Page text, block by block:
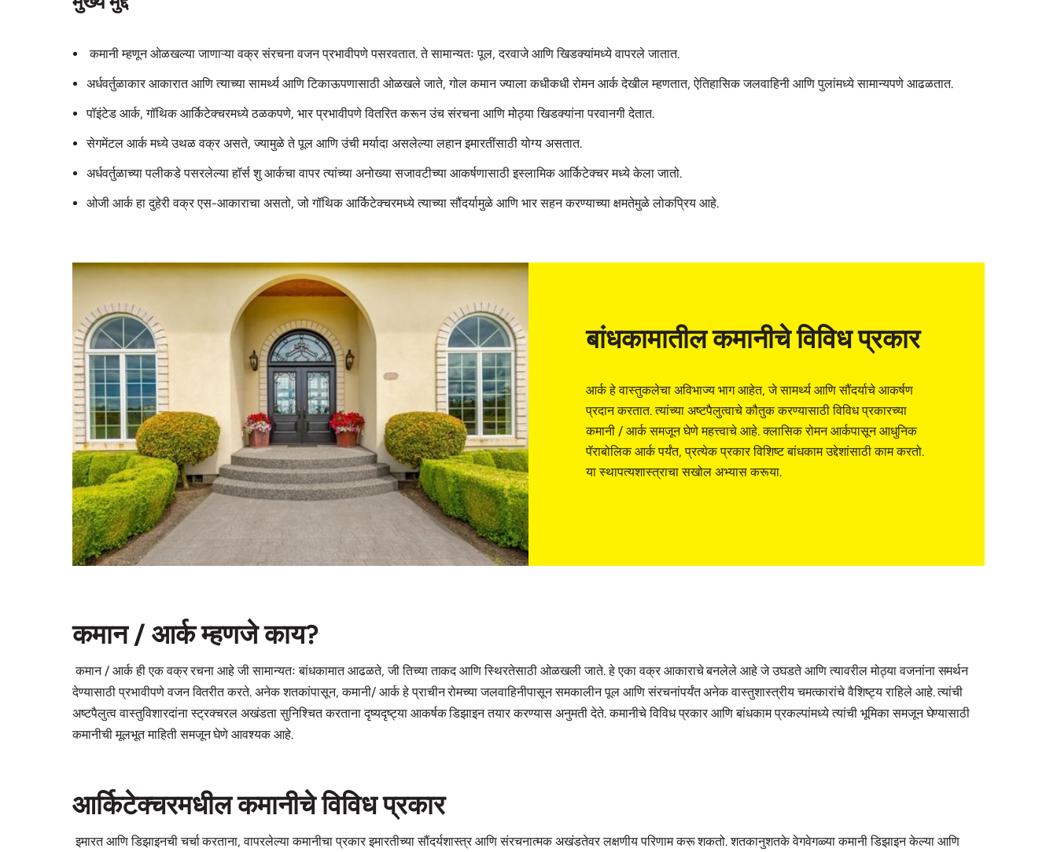
कमानी म्हणून ओळखल्या जाणाऱ्या वक्र संरचना वजन प्रभावीपणे पसरवतात. ते सामान्यतः पूल, दरवाजे आणि खिडक्यांमध्ये वापरले जातात.
अर्धवर्तुळाकार आकारात आणि त्याच्या सामर्थ्य आणि टिकाऊपणासाठी ओळखले जाते, गोल कमान ज्याला कधीकधी रोमन आर्क देखील म्हणतात, ऐतिहासिक जलवाहिनी आणि पुलांमध्ये सामान्यपणे आढळतात.
पॉइंटेड आर्क, गॉथिक आर्किटेक्चरमध्ये ठळकपणे, भार प्रभावीपणे वितरित करून उंच संरचना आणि मोठ्या खिडक्यांना परवानगी देतात.
सेगमेंटल आर्क मध्ये उथळ वक्र असते, ज्यामुळे ते पूल आणि उंची मर्यादा असलेल्या लहान इमारतींसाठी योग्य असतात.
अर्धवर्तुळाच्या पलीकडे पसरलेल्या हॉर्स शु आर्कचा वापर त्यांच्या अनोख्या सजावटीच्या आकर्षणासाठी इस्लामिक आर्किटेक्चर मध्ये केला जातो.
ओजी आर्क हा दुहेरी वक्र एस-आकाराचा असतो, जो गॉथिक आर्किटेक्चरमध्ये त्याच्या सौंदर्यामुळे आणि भार सहन करण्याच्या क्षमतेमुळे लोकप्रिय आहे.
बांधकामातील कमानीचे विविध प्रकार
आर्क हे वास्तुकलेचा अविभाज्य भाग आहेत, जे सामर्थ्य आणि सौंदर्याचे आकर्षण
प्रदान करतात. त्यांच्या अष्टपैलुत्वाचे कौतुक करण्यासाठी विविध प्रकारच्या
कमानी / आर्क समजून घेणे महत्त्वाचे आहे. क्लासिक रोमन आर्कपासून आधुनिक
पॅराबोलिक आर्क पर्यंत, प्रत्येक प्रकार विशिष्ट बांधकाम उद्देशांसाठी काम करतो.
या स्थापत्यशास्त्राचा सखोल अभ्यास करूया.
कमान / आर्क म्हणजे काय?
कमान / आर्क ही एक वक्र रचना आहे जी सामान्यतः बांधकामात आढळते, जी तिच्या ताकद आणि स्थिरतेसाठी ओळखली जाते. हे एका वक्र आकाराचे बनलेले आहे जे उघडते आणि त्यावरील मोठ्या वजनांना समर्थन
देण्यासाठी प्रभावीपणे वजन वितरीत करते. अनेक शतकांपासून, कमानी/ आर्क हे प्राचीन रोमच्या जलवाहिनीपासून समकालीन पूल आणि संरचनांपर्यंत अनेक वास्तुशास्त्रीय चमत्कारांचे वैशिष्ट्य राहिले आहे. त्यांची
अष्टपैलुत्व वास्तुविशारदांना स्ट्रक्चरल अखंडता सुनिश्चित करताना दृष्यदृष्ट्या आकर्षक डिझाइन तयार करण्यास अनुमती देते. कमानीचे विविध प्रकार आणि बांधकाम प्रकल्पांमध्ये त्यांची भूमिका समजून घेण्यासाठी
कमानीची मूलभूत माहिती समजून घेणे आवश्यक आहे.
आर्किटेक्चरमधील कमानीचे विविध प्रकार
इमारत आणि डिझाइनची चर्चा करताना, वापरलेल्या कमानीचा प्रकार इमारतीच्या सौंदर्यशास्त्र आणि संरचनात्मक अखंडतेवर लक्षणीय परिणाम करू शकतो. शतकानुशतके वेगवेगळ्या कमानी डिझाइन केल्या आणि